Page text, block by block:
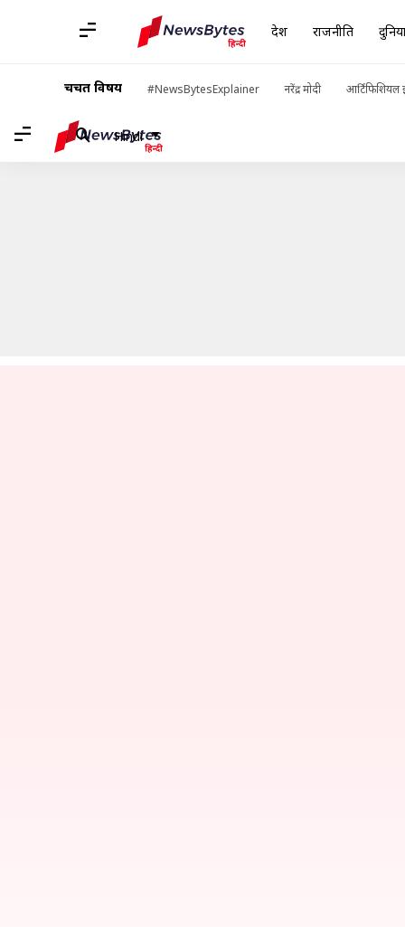
देश राजनीति
चर्चित विषय #NewsBytesExplainer नरेंद्र मोदी
Hindi
खबरें राजनीति की खबरें / उत्तर प्रदेश के उप मुख्यमंत्री केशव मौर्या